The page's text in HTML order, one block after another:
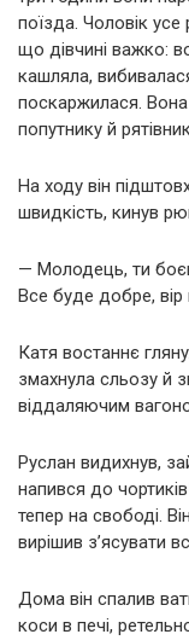
поїзда. Чоловік
що дівчині важко:
кашляла,
поскаржилася. Вона
попутнику й
На ходу він
швидкість, кинув
— Молодець, ти
Все буде добре, вір
Катя востаннє
змахнула сльозу й
віддаляючим
Руслан видихнув,
напився до
тепер на свободі.
вирішив з’ясувати
Дома він спалив
коси в печі,